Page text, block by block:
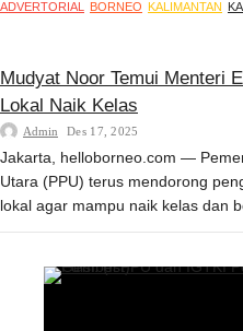
ADVERTORIAL BORNEO KALIMANTAN
Mudyat Noor Temui Menteri
Lokal Naik Kelas
Admin Des 17, 2025
Jakarta, helloborneo.com —
Utara (PPU) terus mendorong
lokal agar mampu naik kelas dan